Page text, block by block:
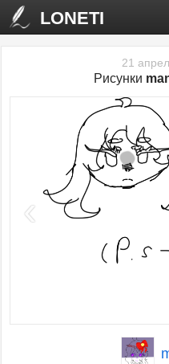
LONETI
21
Рисунки
‹